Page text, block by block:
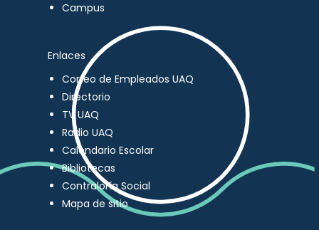
Campus
Enlaces
Correo de Empleados UAQ
Directorio
TV UAQ
Radio UAQ
Calendario Escolar
Bibliotecas
Contraloría Social
Mapa de sitio